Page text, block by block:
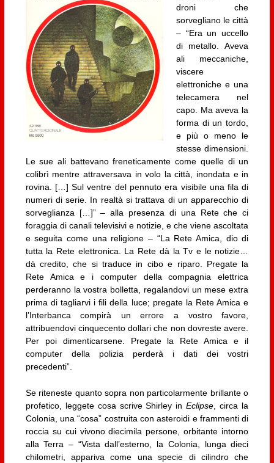
droni che
sorvegliano le città
– “Era un uccello
di metallo. Aveva
ali meccaniche,
viscere
elettroniche e una
telecamera nel
capo. Ma aveva la
forma di un tordo,
e più o meno le
stesse dimensioni.
Le sue ali battevano freneticamente come quelle di un
colibrì mentre attraversava in volo la città, inondata e in
rovina. […] Sul ventre del pennuto era visibile una fila di
numeri di serie. In realtà si trattava di un apparecchio di
sorveglianza […]” – alla presenza di una Rete che ci
foraggia di canali televisivi e notizie, e che viene ascoltata
e seguita come una religione – “La Rete Amica, dio di
tutta la Rete elettronica. La Rete dà la Tv e le notizie…
dà credito, che si traduce in cibo e riparo. Pregate la
Rete Amica e i computer della compagnia elettrica
perderanno la vostra bolletta, regalandovi un mese extra
prima di tagliarvi i fili della luce; pregate la Rete Amica e
l’Interbanca compirà un errore a vostro favore,
attribuendovi cinquecento dollari che non dovreste avere.
Per poi dimenticarsene. Pregate la Rete Amica e il
computer della polizia perderà i dati dei vostri
precedenti”.
Se riteneste quanto sopra non particolarmente brillante o
profetico, leggete cosa scrive Shirley inEclipse, circa la
Colonia, una “cosa” costruita con asteroidi e frammenti di
roccia su cui vivono diecimila persone, orbitante intorno
alla Terra – “Vista dall’esterno, la Colonia, lunga dieci
chilometri, appariva come una specie di cilindro che